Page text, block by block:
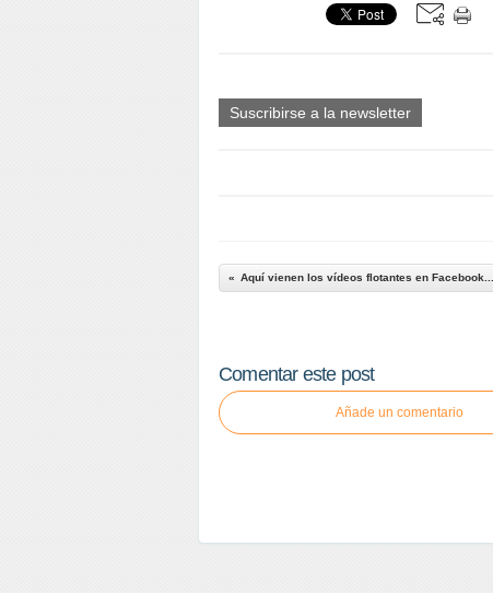
Suscribirse a la newsletter
Aquí vienen los vídeos flotantes en Facebook....
Comentar este post
Añade un comentario